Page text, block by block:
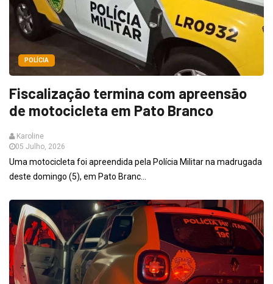
POLÍCIA
Fiscalização termina com apreensão
de motocicleta em Pato Branco
Karoline
05 Julho, 2026
Uma motocicleta foi apreendida pela Polícia Militar na madrugada
deste domingo (5), em Pato Branc...